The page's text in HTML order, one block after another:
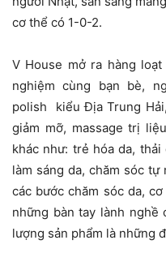
cơ thể có 1-0-2.
V House mở ra hàng
nghiệm cùng bạn bè,
polish kiểu Địa Trung
giảm mỡ, massage trị
khác như: trẻ hóa da,
làm sáng da, chăm sóc
các bước chăm sóc da,
những bàn tay lành nghề
lượng sản phẩm là những